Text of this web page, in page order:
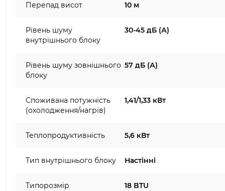
Перепад висот 10 м
Рівень шуму
внутрішнього блоку
30-45 дБ (А)
Рівень шуму зовнішнього
блоку
57 дБ (А)
Споживана потужність
(охолодження/нагрів)
1,41/1,33 кВт
Теплопродуктивність 5,6 кВт
Тип внутрішнього блоку Настінні
Типорозмір 18 BTU